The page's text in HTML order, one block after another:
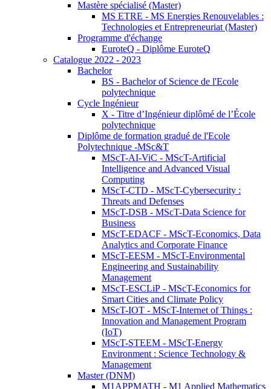
Mastère spécialisé (Master)
MS ETRE - MS Energies Renouvelables :
Technologies et Entrepreneuriat (Master)
Programme d'échange
EuroteQ - Diplôme EuroteQ
Catalogue 2022 - 2023
Bachelor
BS - Bachelor of Science de l'Ecole
polytechnique
Cycle Ingénieur
X - Titre d’Ingénieur diplômé de l’École
polytechnique
Diplôme de formation gradué de l'Ecole
Polytechnique -MSc&T
MScT-AI-ViC - MScT-Artificial
Intelligence and Advanced Visual
Computing
MScT-CTD - MScT-Cybersecurity :
Threats and Defenses
MScT-DSB - MScT-Data Science for
Business
MScT-EDACF - MScT-Economics, Data
Analytics and Corporate Finance
MScT-EESM - MScT-Environmental
Engineering and Sustainability
Management
MScT-ESCLiP - MScT-Economics for
Smart Cities and Climate Policy
MScT-IOT - MScT-Internet of Things :
Innovation and Management Program
(IoT)
MScT-STEEM - MScT-Energy
Environment : Science Technology &
Management
Master (DNM)
M1APPMATH - M1 Applied Mathematics